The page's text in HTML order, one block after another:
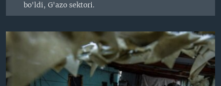
bo'ldi, G'azo sektori.